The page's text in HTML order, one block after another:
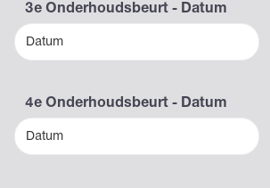
3e Onderhoudsbeurt - Datum
Datum
4e Onderhoudsbeurt - Datum
Datum